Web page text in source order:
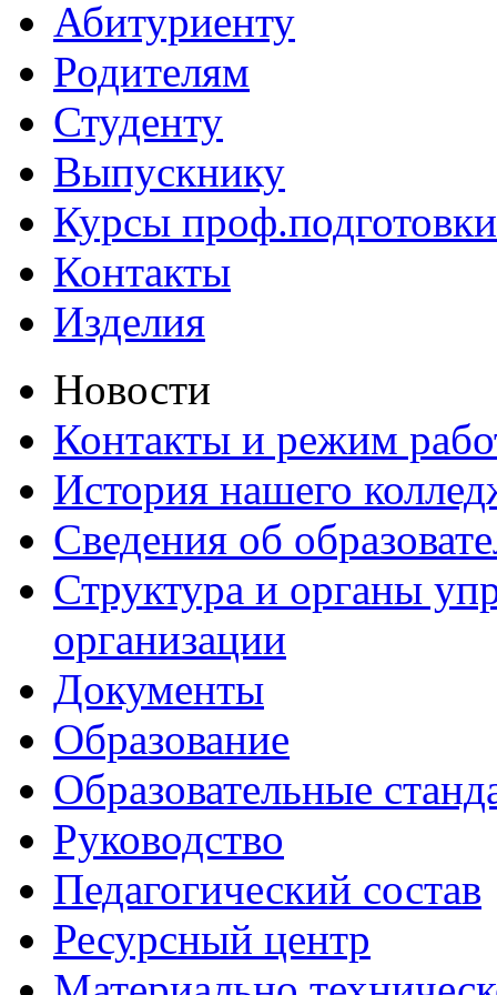
Абитуриенту
Родителям
Студенту
Выпускнику
Курсы проф.подготовки
Контакты
Изделия
Новости
Контакты и режим
История нашего
Сведения об
Структура и органы
организации
Документы
Образование
Образовательные
Руководство
Педагогический состав
Ресурсный центр